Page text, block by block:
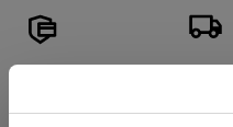
pago